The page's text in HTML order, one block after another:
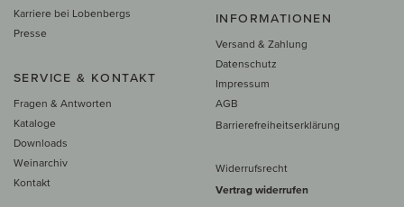
Karriere bei Lobenbergs
Presse
SERVICE & KONTAKT
Fragen & Antworten
Kataloge
Downloads
Weinarchiv
Kontakt
INFORMATIONEN
Versand & Zahlung
Datenschutz
Impressum
AGB
Barrierefreiheitserklärung
Widerrufsrecht
Vertrag widerrufen